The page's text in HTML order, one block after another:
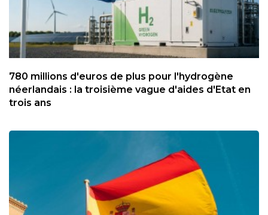
780 millions d'euros de plus pour l'hydrogène
néerlandais : la troisième vague d'aides d'Etat en
trois ans